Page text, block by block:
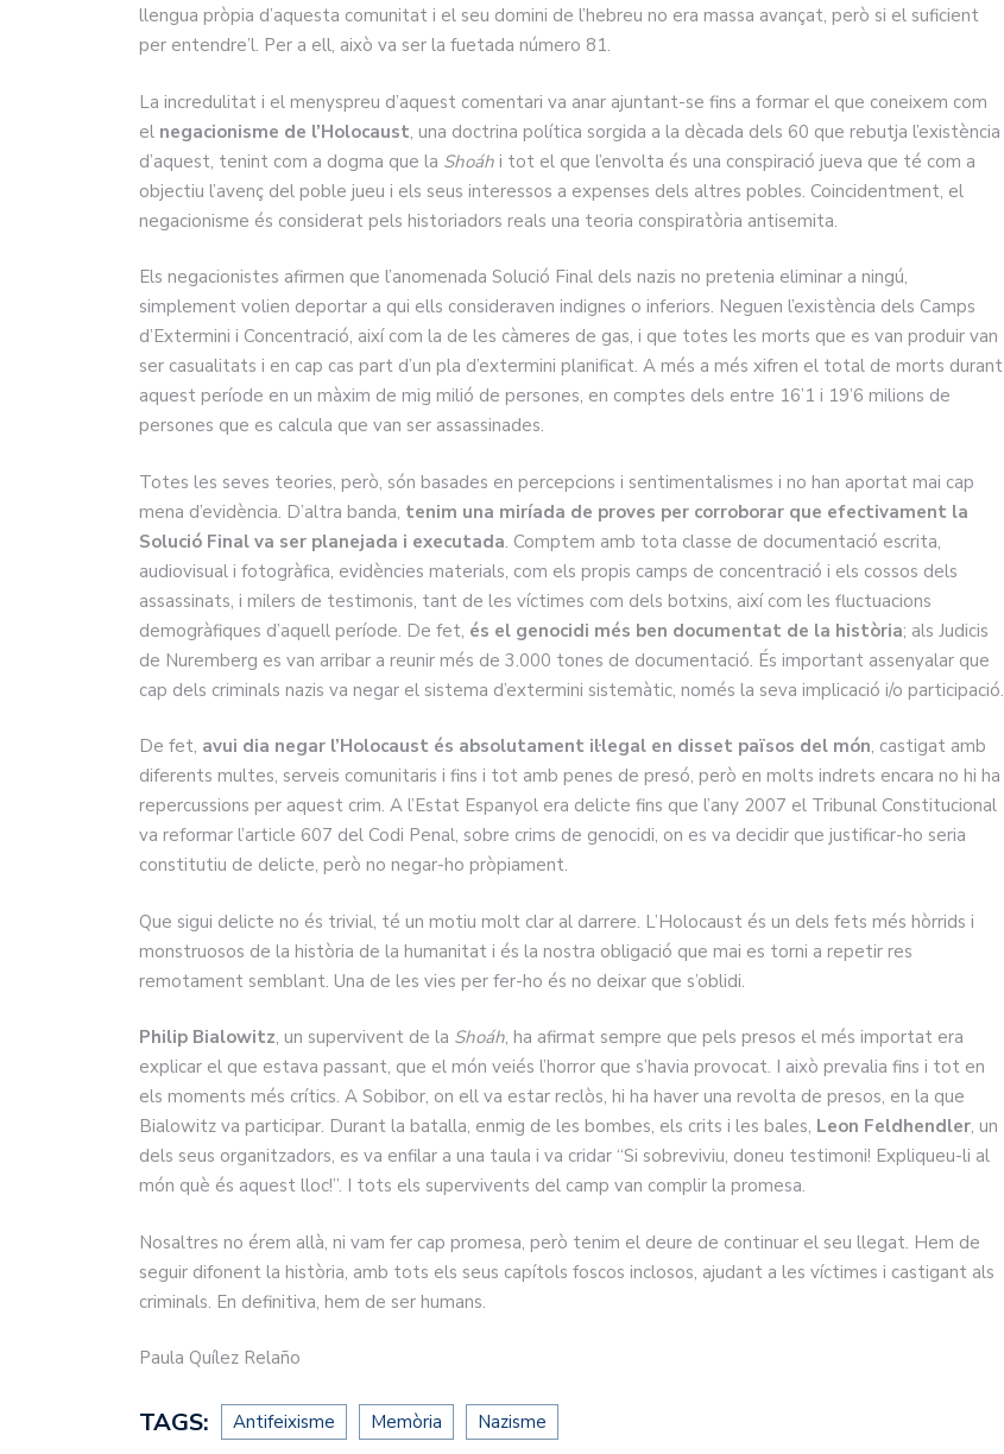
llengua pròpia d’aquesta comunitat i el seu domini de l’hebreu no era massa avançat, però si el suficient
per entendre’l. Per a ell, això va ser la fuetada número 81.
La incredulitat i el menyspreu d’aquest comentari va anar ajuntant-se fins a formar el que coneixem com
el negacionisme de l’Holocaust, una doctrina política sorgida a la dècada dels 60 que rebutja l’existència
d’aquest, tenint com a dogma que la Shoáh i tot el que l’envolta és una conspiració jueva que té com a
objectiu l’avenç del poble jueu i els seus interessos a expenses dels altres pobles. Coincidentment, el
negacionisme és considerat pels historiadors reals una teoria conspiratòria antisemita.
Els negacionistes afirmen que l’anomenada Solució Final dels nazis no pretenia eliminar a ningú,
simplement volien deportar a qui ells consideraven indignes o inferiors. Neguen l’existència dels Camps
d’Extermini i Concentració, així com la de les càmeres de gas, i que totes les morts que es van produir van
ser casualitats i en cap cas part d’un pla d’extermini planificat. A més a més xifren el total de morts durant
aquest període en un màxim de mig milió de persones, en comptes dels entre 16’1 i 19’6 milions de
persones que es calcula que van ser assassinades.
Totes les seves teories, però, són basades en percepcions i sentimentalismes i no han aportat mai cap
mena d’evidència. D’altra banda, tenim una miríada de proves per corroborar que efectivament la
Solució Final va ser planejada i executada. Comptem amb tota classe de documentació escrita,
audiovisual i fotogràfica, evidències materials, com els propis camps de concentració i els cossos dels
assassinats, i milers de testimonis, tant de les víctimes com dels botxins, així com les fluctuacions
demogràfiques d’aquell període. De fet, és el genocidi més ben documentat de la història; als Judicis
de Nuremberg es van arribar a reunir més de 3.000 tones de documentació. És important assenyalar que
cap dels criminals nazis va negar el sistema d’extermini sistemàtic, només la seva implicació i/o participació.
De fet, avui dia negar l’Holocaust és absolutament il·legal en disset països del món, castigat amb
diferents multes, serveis comunitaris i fins i tot amb penes de presó, però en molts indrets encara no hi ha
repercussions per aquest crim. A l’Estat Espanyol era delicte fins que l’any 2007 el Tribunal Constitucional
va reformar l’article 607 del Codi Penal, sobre crims de genocidi, on es va decidir que justificar-ho seria
constitutiu de delicte, però no negar-ho pròpiament.
Que sigui delicte no és trivial, té un motiu molt clar al darrere. L’Holocaust és un dels fets més hòrrids i
monstruosos de la història de la humanitat i és la nostra obligació que mai es torni a repetir res
remotament semblant. Una de les vies per fer-ho és no deixar que s’oblidi.
Philip Bialowitz, un supervivent de la Shoáh, ha afirmat sempre que pels presos el més importat era
explicar el que estava passant, que el món veiés l’horror que s’havia provocat. I això prevalia fins i tot en
els moments més crítics. A Sobibor, on ell va estar reclòs, hi ha haver una revolta de presos, en la que
Bialowitz va participar. Durant la batalla, enmig de les bombes, els crits i les bales, Leon Feldhendler, un
dels seus organitzadors, es va enfilar a una taula i va cridar “Si sobreviviu, doneu testimoni! Expliqueu-li al
món què és aquest lloc!”. I tots els supervivents del camp van complir la promesa.
Nosaltres no érem allà, ni vam fer cap promesa, però tenim el deure de continuar el seu llegat. Hem de
seguir difonent la història, amb tots els seus capítols foscos inclosos, ajudant a les víctimes i castigant als
criminals. En definitiva, hem de ser humans.
Paula Quílez Relaño
TAGS: Antifeixisme Memòria Nazisme